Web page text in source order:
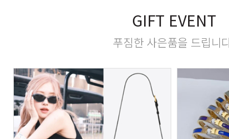
GIFT EVENT
푸짐한 사은품을 드립니